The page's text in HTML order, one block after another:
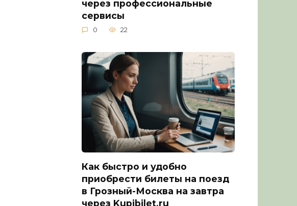
через профессиональные
сервисы
0 22
Как быстро и удобно
приобрести билеты на поезд
в Грозный-Москва на завтра
через Kupibilet.ru